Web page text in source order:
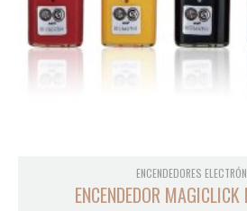
ENCENDEDORES
ENCENDEDOR